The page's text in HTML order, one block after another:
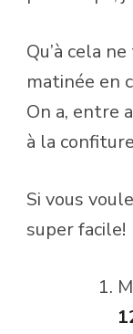
Qu’à cela
matinée en
On a, entre
à la
Si vous
super facile!